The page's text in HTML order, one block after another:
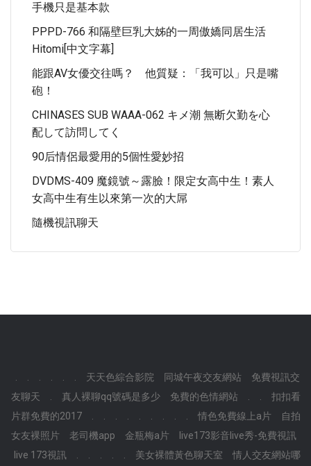
手機只是基本款
PPPD-766 和隔壁巨乳大姊的一周傲嬌同居生活
Hitomi[中文字幕]
能跟AV女優交往嗎？ 他質疑：「我可以」只是嘴
砲！
CHINASES SUB WAAA-062 キメ潮 無断欠勤を心
配して訪問してく
90后情侶最愛用的5個性愛妙招
DVDMS-409 魔鏡號～露臉！限定女高中生！素人
女高中生有生以來第一次的大屌
隨機視訊聊天
天天色綜合影院 同城午夜交友網站
免費視訊交
友聊天
真人裸聊qq號碼是多少 免費的色情網站
扣扣看
片群免費的2017
情色免費線上a片
自拍
女友裸照片
老司機app 金瓶梅a片
live173影音live秀-免費視訊
live 173視訊
美女裸體黃色聊天室 情人交友網站哪